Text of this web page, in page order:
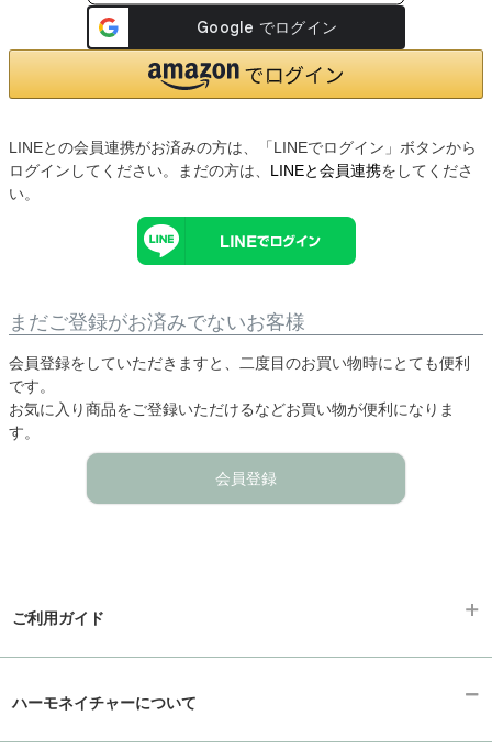
LINEとの会員連携がお済みの方は、「LINEでログイン」ボタンから
ログインしてください。まだの方は、 LINEと会員連携をしてくださ
い。
まだご登録がお済みでないお客様
会員登録をしていただきますと、二度目のお買い物時にとても便利
です。
お気に入り商品をご登録いただけるなどお買い物が便利になりま
す。
会員登録
ご利用ガイド
ハーモネイチャーについて